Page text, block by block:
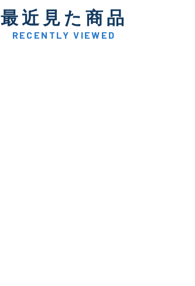
C-
い品
最近見た商品
RECENTLY VIEWED